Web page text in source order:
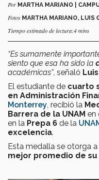
Por MARTHA MARIANO |
Fotos MARTHA MARIANO, LUIS
Tiempo estimado de lectura:4 mins
“Es sumamente
siento que esa ha sido la
académicas”, señaló
El estudiante de cuarto
en Administración
Monterrey , recibió la
Barrera de la UNAM en
en la Prepa 6 de la
excelencia.
Esta medalla se otorga
mejor promedio de